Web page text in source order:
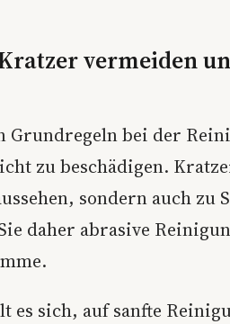
vermeiden
Grundregeln bei der
zu beschädigen.
sondern auch zu
daher abrasive
es sich, auf sanfte